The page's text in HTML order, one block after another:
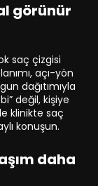
görünür
saç çizgisi
açı-yön
dağıtımıyla
değil, kişiye
klinikte saç
konuşun.
daha